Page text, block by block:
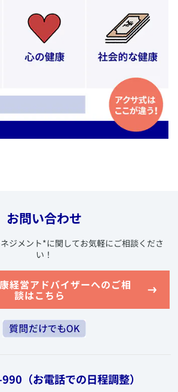
お問い合わせ
ジメント*に関してお気軽にご相談くださ
い！
経営アドバイザーへのご相
談はこちら
（お電話での日程調整）